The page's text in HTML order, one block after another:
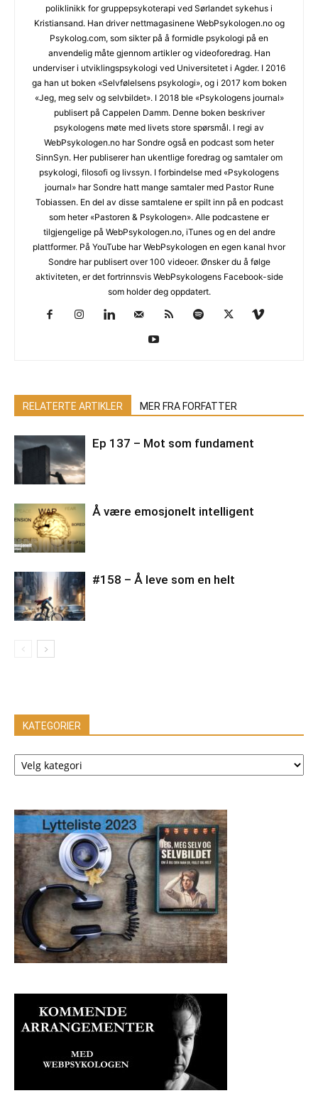
poliklinikk for gruppepsykoterapi ved Sørlandet sykehus i
Kristiansand. Han driver nettmagasinene WebPsykologen.no og
Psykolog.com, som sikter på å formidle psykologi på en
anvendelig måte gjennom artikler og videoforedrag. Han
underviser i utviklingspsykologi ved Universitetet i Agder. I 2016
ga han ut boken «Selvfølelsens psykologi», og i 2017 kom boken
«Jeg, meg selv og selvbildet». I 2018 ble «Psykologens journal»
publisert på Cappelen Damm. Denne boken beskriver
psykologens møte med livets store spørsmål. I regi av
WebPsykologen.no har Sondre også en podcast som heter
SinnSyn. Her publiserer han ukentlige foredrag og samtaler om
psykologi, filosofi og livssyn. I forbindelse med «Psykologens
journal» har Sondre hatt mange samtaler med Pastor Rune
Tobiassen. En del av disse samtalene er spilt inn på en podcast
som heter «Pastoren & Psykologen». Alle podcastene er
tilgjengelige på WebPsykologen.no, iTunes og en del andre
plattformer. På YouTube har WebPsykologen en egen kanal hvor
Sondre har publisert over 100 videoer. Ønsker du å følge
aktiviteten, er det fortrinnsvis WebPsykologens Facebook-side
som holder deg oppdatert.
RELATERTE ARTIKLER MER FRA FORFATTER
Ep 137 – Mot som fundament
Å være emosjonelt intelligent
#158 – Å leve som en helt
KATEGORIER
KATEGORIER